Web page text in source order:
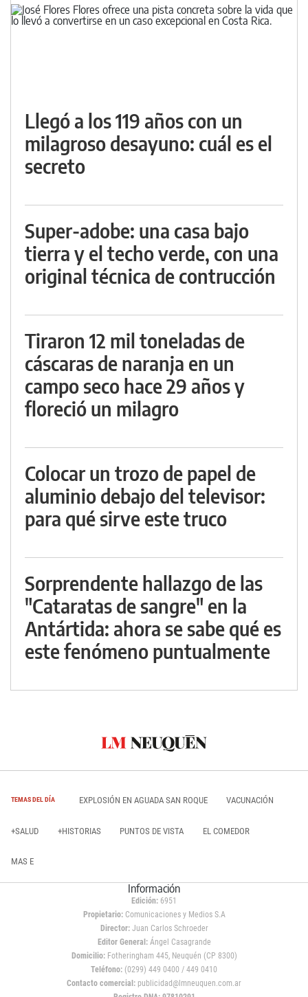
Llegó a los 119 años con un
milagroso desayuno: cuál es el
secreto
Super-adobe: una casa bajo
tierra y el techo verde, con una
original técnica de contrucción
Tiraron 12 mil toneladas de
cáscaras de naranja en un
campo seco hace 29 años y
floreció un milagro
Colocar un trozo de papel de
aluminio debajo del televisor:
para qué sirve este truco
Sorprendente hallazgo de las
"Cataratas de sangre" en la
Antártida: ahora se sabe qué es
este fenómeno puntualmente
TEMAS DEL DÍA EXPLOSIÓN EN AGUADA SAN ROQUE VACUNACIÓN
+SALUD +HISTORIAS PUNTOS DE VISTA EL COMEDOR
MAS E
Información
Edición: 6951
Propietario:Comunicaciones y Medios S.A
Director: Juan Carlos Schroeder
Editor General:Ángel Casagrande
Domicilio:Fotheringham 445, Neuquén (CP 8300)
Teléfono: (0299) 449 0400 / 449 0410
Contacto comercial: publicidad@lmneuquen.com.ar